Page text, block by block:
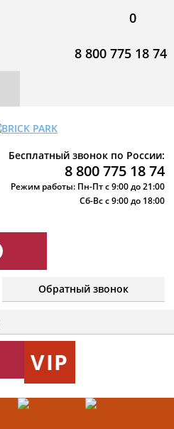
0
8 800 775 18 74
Бесплатный звонок по России:
8 800 775 18 74
Режим работы: Пн-Пт с 9:00 до 21:00
Сб-Вс с 9:00 до 18:00
Обратный звонок
VIP